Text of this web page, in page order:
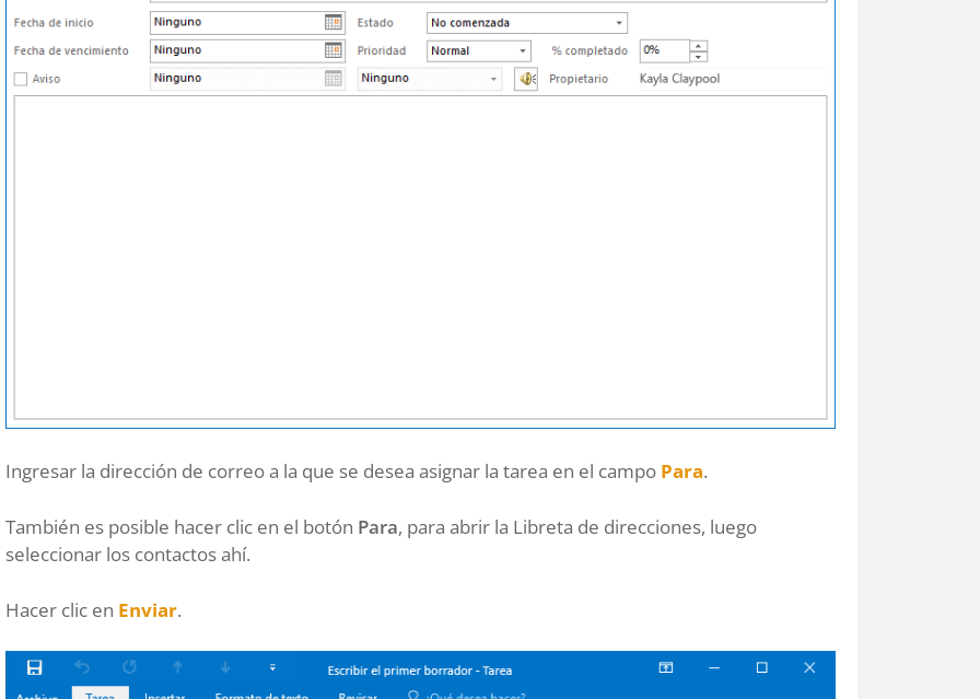
Ingresar la dirección de correo a la que se desea asignar la tarea en el campo Para.
También es posible hacer clic en el botón Para, para abrir la Libreta de direcciones, luego
seleccionar los contactos ahí.
Hacer clic en Enviar.